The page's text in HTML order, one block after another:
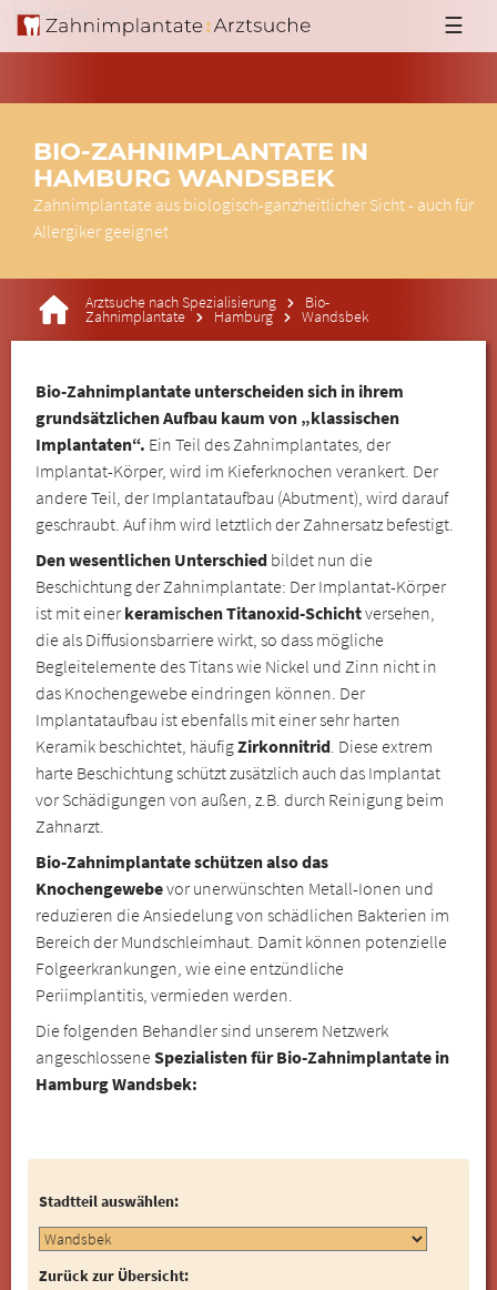
'; }else{ echo ' '; } ?> ☰
BIO-ZAHNIMPLANTATE IN
HAMBURG WANDSBEK
Zahnimplantate aus biologisch-ganzheitlicher Sicht - auch für
Allergiker geeignet
Arztsuche nach Spezialisierung Bio-
Zahnimplantate Hamburg Wandsbek
Bio-Zahnimplantate unterscheiden sich in ihrem
grundsätzlichen Aufbau kaum von „klassischen
Implantaten“. Ein Teil des Zahnimplantates, der
Implantat-Körper, wird im Kieferknochen verankert. Der
andere Teil, der Implantataufbau (Abutment), wird darauf
geschraubt. Auf ihm wird letztlich der Zahnersatz befestigt.
Den wesentlichen Unterschied bildet nun die
Beschichtung der Zahnimplantate: Der Implantat-Körper
ist mit einer keramischen Titanoxid-Schichtversehen,
die als Diffusionsbarriere wirkt, so dass mögliche
Begleitelemente des Titans wie Nickel und Zinn nicht in
das Knochengewebe eindringen können. Der
Implantataufbau ist ebenfalls mit einer sehr harten
Keramik beschichtet, häufigZirkonnitrid . Diese extrem
harte Beschichtung schützt zusätzlich auch das Implantat
vor Schädigungen von außen, z.B. durch Reinigung beim
Zahnarzt.
Bio-Zahnimplantate schützen also das
Knochengewebevor unerwünschten Metall-Ionen und
reduzieren die Ansiedelung von schädlichen Bakterien im
Bereich der Mundschleimhaut. Damit können potenzielle
Folgeerkrankungen, wie eine entzündliche
Periimplantitis, vermieden werden.
Die folgenden Behandler sind unserem Netzwerk
angeschlosseneSpezialisten für Bio-Zahnimplantate in
Hamburg Wandsbek:
Stadtteil auswählen:
Zurück zur Übersicht: